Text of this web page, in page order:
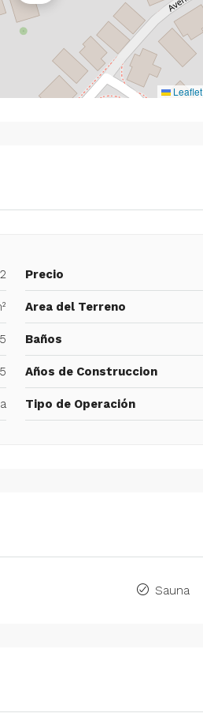
Leaflet
Precio
Area del Terreno
5 Baños
5 Años de Construccion
Tipo de Operación
Sauna